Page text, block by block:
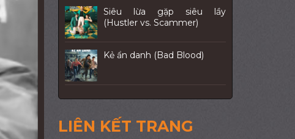
Siêu lừa gặp siêu lầy
(Hustler vs. Scammer)
Kẻ ẩn danh (Bad Blood)
LIÊN KẾT TRANG